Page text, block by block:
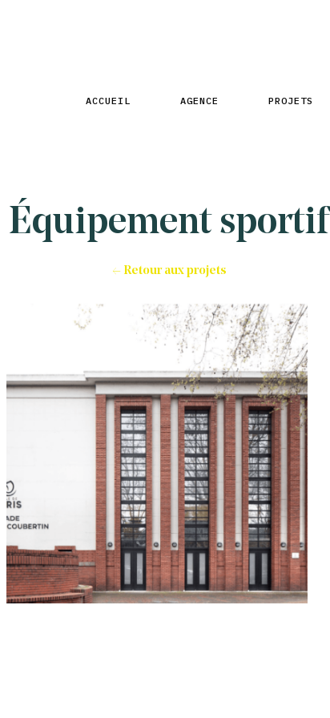
ACCUEIL AGENCE PROJETS
Équipement sportif
← Retour aux projets